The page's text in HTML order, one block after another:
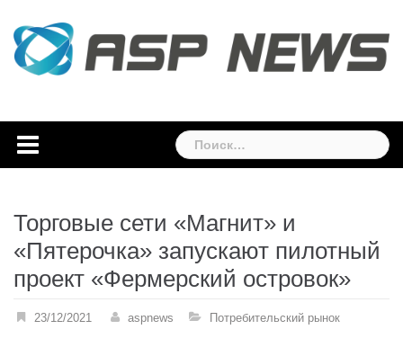
content
Найти:
Торговые сети «Магнит» и
«Пятерочка» запускают пилотный
проект «Фермерский островок»
23/12/2021 aspnews Потребительский рынок